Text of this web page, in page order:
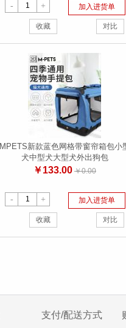
- + 加入进货单
收藏 对比
MPETS新款蓝色网格带窗帘箱包小
犬中型犬大型犬外出狗包
￥133.00 ￥0.00
- + 加入进货单
收藏 对比
支付/配送方式